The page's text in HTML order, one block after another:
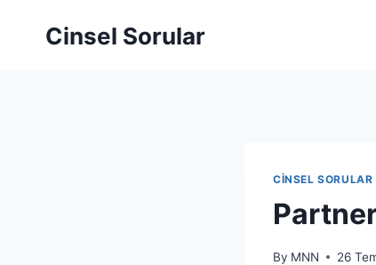
Cinsel Sorular
CINSEL SORULAR
By MNN 26